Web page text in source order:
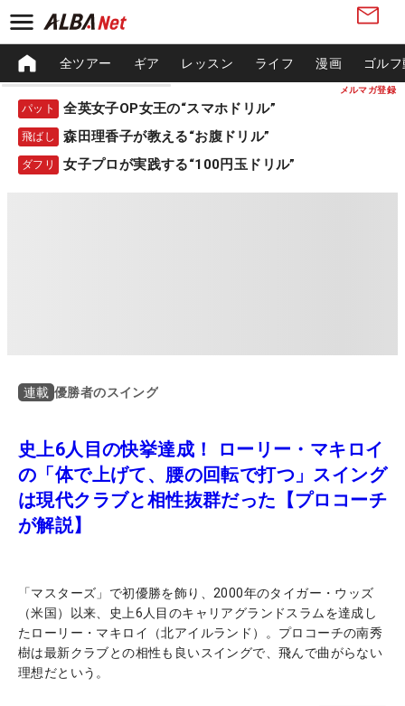
メルマガ登録
全ツアー ギア レッスン ライフ 漫画 ゴル
パット 全英女子OP女王の“スマホドリル”
飛ばし 森田理香子が教える“お腹ドリル”
ダフリ 女子プロが実践する“100円玉ドリル”
連載 優勝者のスイング
史上6人目の快挙達成！ ローリー・マキロイ
の「体で上げて、腰の回転で打つ」スイング
は現代クラブと相性抜群だった【プロコーチ
が解説】
「マスターズ」で初優勝を飾り、2000年のタイガー・ウッズ
（米国）以来、史上6人目のキャリアグランドスラムを達成し
たローリー・マキロイ（北アイルランド）。プロコーチの南秀
樹は最新クラブとの相性も良いスイングで、飛んで曲がらない
理想だという。